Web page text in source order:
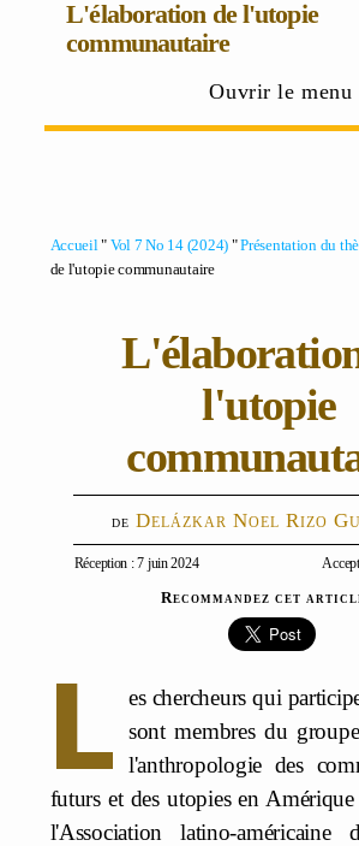
L'élaboration de l'utopie
communautaire
Ouvrir le menu
Accueil " Vol 7 No 14 (2024)"Présentation du
de l'utopie communautaire
l'utopie
Delázkar Noel Rizo
Réception : 7 juin 2024
Recommandez cet
L
es chercheurs qui
sont membres du
l'anthropologie des
futurs et des utopies en
l'Association latino-américaine